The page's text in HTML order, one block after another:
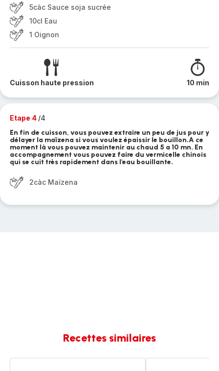
5càc Sauce soja sucrée
10cl Eau
1 Oignon
Cuisson haute pression 10 min
Etape 4 /4
En fin de cuisson, vous pouvez extraire un peu de jus pour y
délayer la maïzena si vous voulez épaissir le bouillon.A ce
moment là vous pouvez maintenir au chaud 5 a 10 mn. En
accompagnement vous pouvez faire du vermicelle chinois
qui se cuit très rapidement dans l'eau bouillante.
2càc Maïzena
Recettes similaires